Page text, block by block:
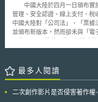
足認有必要進行衡平法上的救
益。 （二）揭示何謂符合「誠信原則」（good-faith）授權協議的指導原則
（1）雙方應以合宜態度推進授權協議： 以SEP專利權
潛在被授權人告知可能侵害該
視」（fair, reasonable, and
以SEP被授權人而言，其應於
而反向提出一合於FRAND原則
如：就SEP專利權人提出進一步
上爭議可透過公正第三方解決。 茲有附言者，SEP專利權人在收到以
法規的方向跟參考。 監理沙盒一詞源自英國在2014年因應Fintech浪潮
所推動的金融科技創新計畫，
競爭力強化法當中的灰色地帶
2017年通過金融科技發展與創
中國大陸於四月一日頒布實
管理、安全認證、線上支付、稅
中國大陸對「公司法」、「票
並頒布新版本，然而卻未與「電
布「關於加快電子商務發展的若
醫藥商務網的 CEO 表示，隨著
與線上支付等領域，中國電子商
最多人閱讀
二次創作影片是否侵害著作